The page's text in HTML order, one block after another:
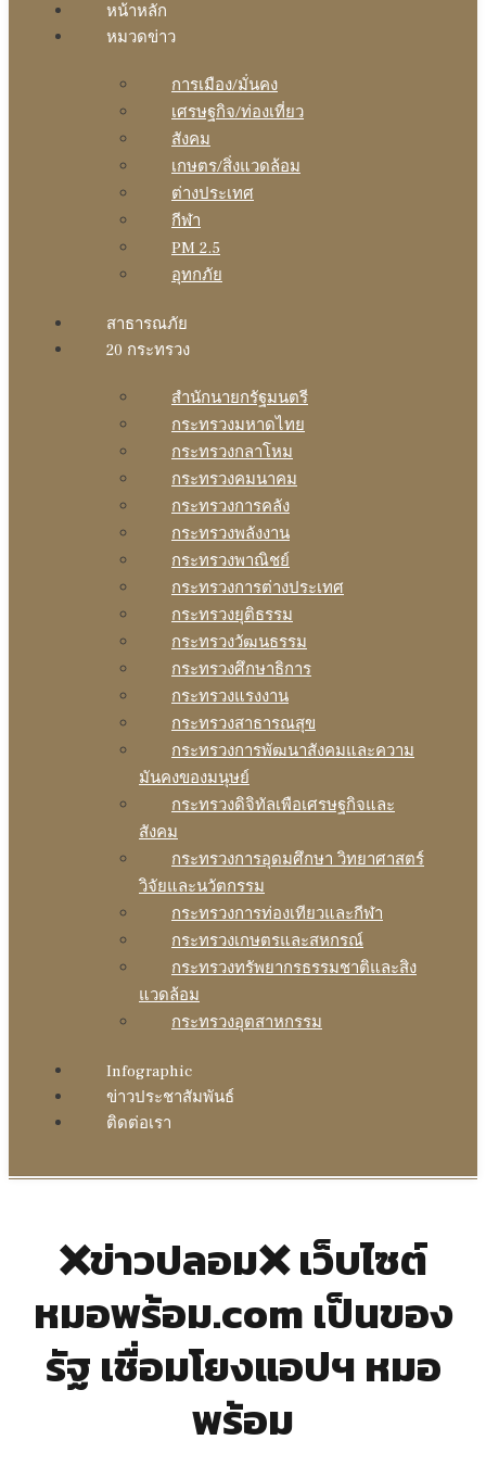
หน้าหลัก
หมวดข่าว
การเมือง/มั่นคง
เศรษฐกิจ/ท่องเที่ยว
สังคม
เกษตร/สิ่งแวดล้อม
ต่างประเทศ
กีฬา
PM 2.5
อุทกภัย
สาธารณภัย
20 กระทรวง
สํานักนายกรัฐมนตรี
กระทรวงมหาดไทย
กระทรวงกลาโหม
กระทรวงคมนาคม
กระทรวงการคลัง
กระทรวงพลังงาน
กระทรวงพาณิชย์
กระทรวงการต่างประเทศ
กระทรวงยุติธรรม
กระทรวงวัฒนธรรม
กระทรวงศึกษาธิการ
กระทรวงแรงงาน
กระทรวงสาธารณสุข
กระทรวงการพัฒนาสังคมและความ
มันคงของมนุษย์
กระทรวงดิจิทัลเพือเศรษฐกิจและ
สังคม
กระทรวงการอุดมศึกษา วิทยาศาสตร์
วิจัยและนวัตกรรม
กระทรวงการท่องเทียวและกีฬา
กระทรวงเกษตรและสหกรณ์
กระทรวงทรัพยากรธรรมชาติและสิง
แวดล้อม
กระทรวงอุตสาหกรรม
Infographic
ข่าวประชาสัมพันธ์
ติดต่อเรา
❌ข่าวปลอม❌ เว็บไซต์
หมอพร้อม.com เป็นของ
รัฐ เชื่อมโยงแอปฯ หมอ
พร้อม